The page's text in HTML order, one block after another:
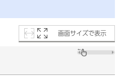
画面サイズで表示